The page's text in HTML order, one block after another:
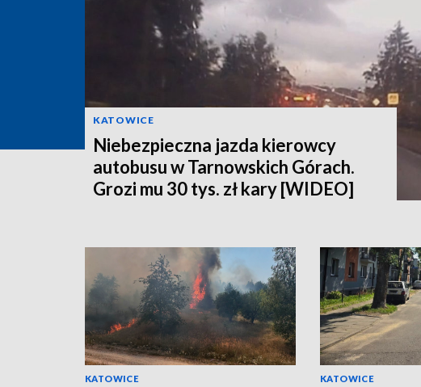
KATOWICE
Niebezpieczna jazda kierowcy
autobusu w Tarnowskich Górach.
Grozi mu 30 tys. zł kary [WIDEO]
KATOWICE KATOWICE